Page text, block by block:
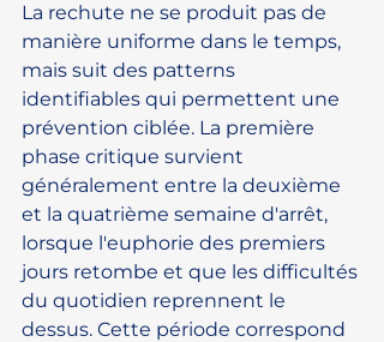
La rechute ne se produit pas de
manière uniforme dans le temps,
mais suit des patterns
identifiables qui permettent une
prévention ciblée. La première
phase critique survient
généralement entre la deuxième
et la quatrième semaine d'arrêt,
lorsque l'euphorie des premiers
jours retombe et que les difficultés
du quotidien reprennent le
dessus. Cette période correspond